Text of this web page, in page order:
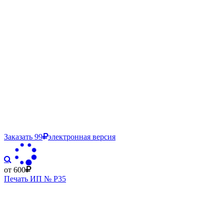
Заказать 99 электронная версия
от 600
Печать ИП № Р35